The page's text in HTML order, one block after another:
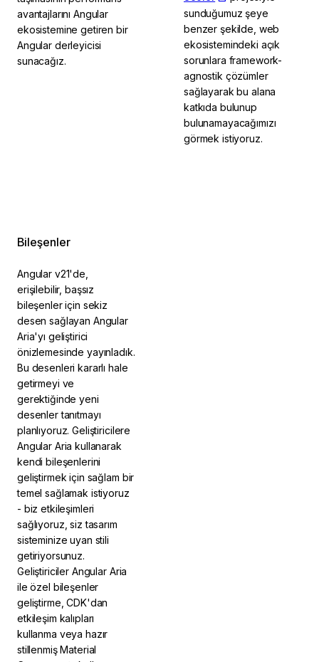
avantajlarını Angular
ekosistemine getiren bir
Angular derleyicisi
sunacağız.
sunduğumuz şeye
benzer şekilde, web
ekosistemindeki açık
sorunlara framework-
agnostik çözümler
sağlayarak bu alana
katkıda bulunup
bulunamayacağımızı
görmek istiyoruz.
Bileşenler
Angular v21'de,
erişilebilir, başsız
bileşenler için sekiz
desen sağlayan Angular
Aria'yı geliştirici
önizlemesinde yayınladık.
Bu desenleri kararlı hale
getirmeyi ve
gerektiğinde yeni
desenler tanıtmayı
planlıyoruz. Geliştiricilere
Angular Aria kullanarak
kendi bileşenlerini
geliştirmek için sağlam bir
temel sağlamak istiyoruz
- biz etkileşimleri
sağlıyoruz, siz tasarım
sisteminize uyan stili
getiriyorsunuz.
Geliştiriciler Angular Aria
ile özel bileşenler
geliştirme, CDK'dan
etkileşim kalıpları
kullanma veya hazır
stillenmiş Material